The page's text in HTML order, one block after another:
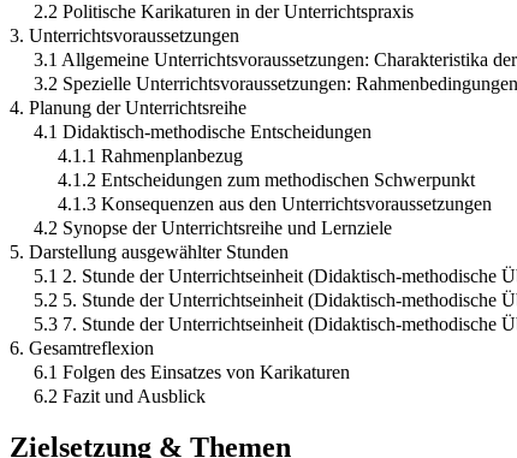
2.2 Politische Karikaturen in der Unterrichtspraxis
3. Unterrichtsvoraussetzungen
3.1 Allgemeine Unterrichtsvoraussetzungen: Charakteristika
3.2 Spezielle Unterrichtsvoraussetzungen:
4. Planung der Unterrichtsreihe
4.1 Didaktisch-methodische Entscheidungen
4.1.1 Rahmenplanbezug
4.1.2 Entscheidungen zum methodischen Schwerpunkt
4.1.3 Konsequenzen aus den Unterrichtsvoraussetzungen
4.2 Synopse der Unterrichtsreihe und Lernziele
5. Darstellung ausgewählter Stunden
5.1 2. Stunde der Unterrichtseinheit (Didaktisch-methodische
5.2 5. Stunde der Unterrichtseinheit (Didaktisch-methodische
5.3 7. Stunde der Unterrichtseinheit (Didaktisch-methodische
6. Gesamtreflexion
6.1 Folgen des Einsatzes von Karikaturen
6.2 Fazit und Ausblick
Zielsetzung & Themen